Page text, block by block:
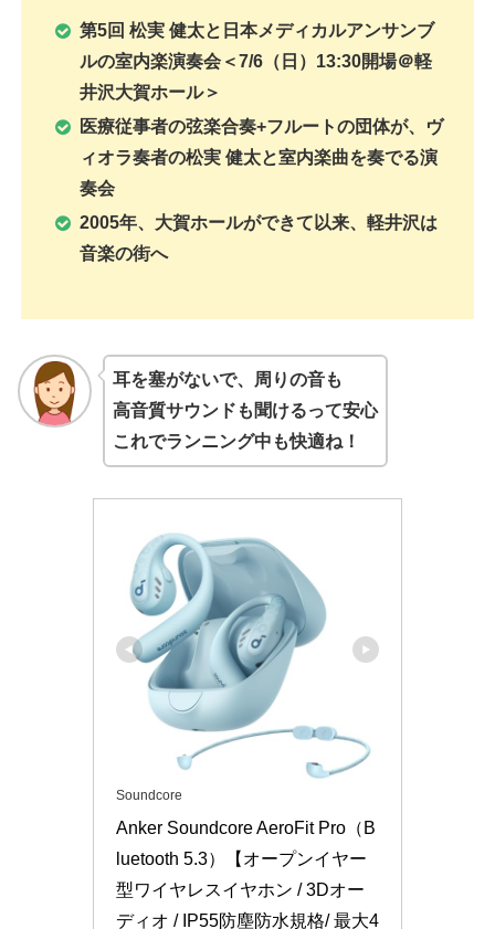
第5回 松実 健太と日本メディカルアンサンブ
ルの室内楽演奏会＜7/6（日）13:30開場＠軽
井沢大賀ホール＞
医療従事者の弦楽合奏+フルートの団体が、ヴ
ィオラ奏者の松実 健太と室内楽曲を奏でる演
奏会
2005年、大賀ホールができて以来、軽井沢は
音楽の街へ
耳を塞がないで、周りの音も
高音質サウンドも聞けるって安心
これでランニング中も快適ね！
Soundcore
Anker Soundcore AeroFit Pro（B
luetooth 5.3）【オープンイヤー
型ワイヤレスイヤホン / 3Dオー
ディオ / IP55防塵防水規格/ 最大4